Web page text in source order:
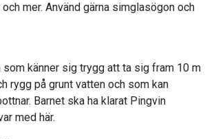
mer. Använd gärna simglasögon och
som känner sig trygg att ta sig fram 10 m
rygg på grunt vatten och som kan
Barnet ska ha klarat Pingvin
med här.